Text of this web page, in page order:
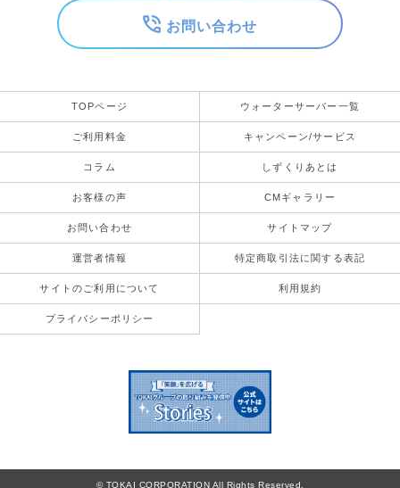
方も多くいると思いますので、ま
ずはそれぞれの特徴をみていきま
しょう。
お問い合わせ
TOPページ ウォーターサーバー一覧
ご利用料金 キャンペーン/サービス
コラム しずくりあとは
お客様の声 CMギャラリー
お問い合わせ サイトマップ
運営者情報 特定商取引法に関する表記
サイトのご利用について 利用規約
プライバシーポリシー
©︎ TOKAI CORPORATION All Rights Reserved.